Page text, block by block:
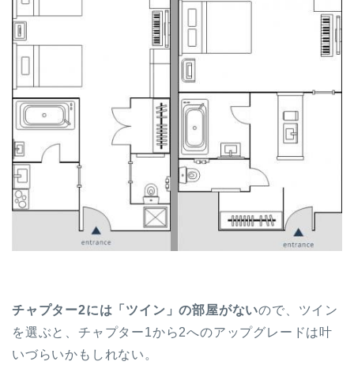
チャプター2には「ツイン」の部屋がないので、ツイン
を選ぶと、チャプター1から2へのアップグレードは叶
いづらいかもしれない。